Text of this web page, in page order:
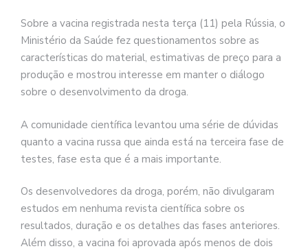
Sobre a vacina registrada nesta terça (11) pela Rússia, o
Ministério da Saúde fez questionamentos sobre as
características do material, estimativas de preço para a
produção e mostrou interesse em manter o diálogo
sobre o desenvolvimento da droga.
A comunidade científica levantou uma série de dúvidas
quanto a vacina russa que ainda está na terceira fase de
testes, fase esta que é a mais importante.
Os desenvolvedores da droga, porém, não divulgaram
estudos em nenhuma revista científica sobre os
resultados, duração e os detalhes das fases anteriores.
Além disso, a vacina foi aprovada após menos de dois